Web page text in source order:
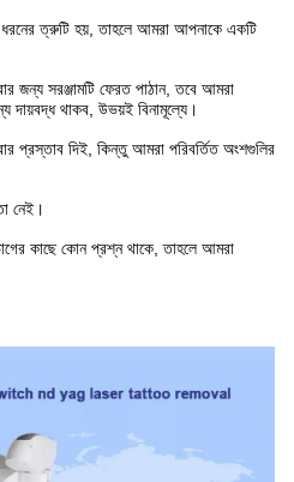
ত্রুটি হয়, তাহলে আমরা আপনাকে একটি
জন্য সরঞ্জামটি ফেরত পাঠান, তবে আমরা
দায়বদ্ধ থাকব, উভয়ই বিনামূল্যে।
প্রস্তাব দিই, কিন্তু আমরা পরিবর্তিত অংশগুলির
নেই।
কাছে কোন প্রশ্ন থাকে, তাহলে আমরা